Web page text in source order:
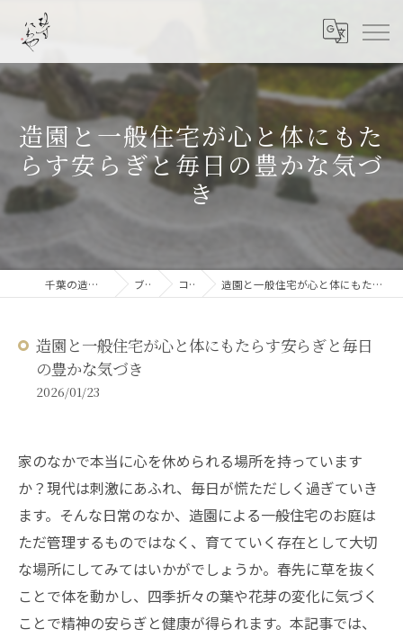
造園と一般住宅が心と体にもた
らす安らぎと毎日の豊かな気づ
き
千葉の造園なら結ニワ屋 ブログ コラム 造園と一般住宅が心と体にもたらす安らぎと毎日の豊かな気づき
造園と一般住宅が心と体にもたらす安らぎと毎日
の豊かな気づき
2026/01/23
家のなかで本当に心を休められる場所を持っています
か？現代は刺激にあふれ、毎日が慌ただしく過ぎていき
ます。そんな日常のなか、造園による一般住宅のお庭は
ただ管理するものではなく、育てていく存在として大切
な場所にしてみてはいかがでしょうか。春先に草を抜く
ことで体を動かし、四季折々の葉や花芽の変化に気づく
ことで精神の安らぎと健康が得られます。本記事では、